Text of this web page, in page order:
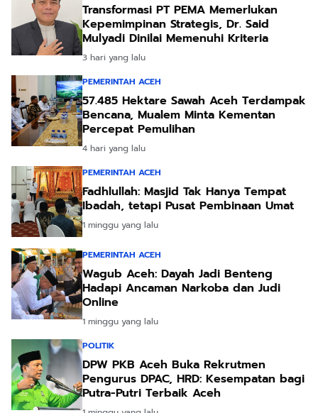
Transformasi PT PEMA Memerlukan
Kepemimpinan Strategis, Dr. Said
Mulyadi Dinilai Memenuhi Kriteria
3 hari yang lalu
PEMERINTAH ACEH
57.485 Hektare Sawah Aceh Terdampak
Bencana, Mualem Minta Kementan
Percepat Pemulihan
4 hari yang lalu
PEMERINTAH ACEH
Fadhlullah: Masjid Tak Hanya Tempat
Ibadah, tetapi Pusat Pembinaan Umat
1 minggu yang lalu
PEMERINTAH ACEH
Wagub Aceh: Dayah Jadi Benteng
Hadapi Ancaman Narkoba dan Judi
Online
1 minggu yang lalu
POLITIK
DPW PKB Aceh Buka Rekrutmen
Pengurus DPAC, HRD: Kesempatan bagi
Putra-Putri Terbaik Aceh